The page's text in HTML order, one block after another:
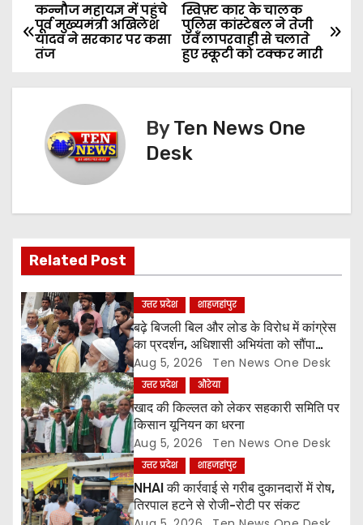
P
o
s
v
g
a
t
i
o
n
स्विफ़्ट कार के चालक
पुलिस कांस्टेबल ने तेजी
एवँ लापरवाही से चलाते
हुए स्कूटी को टक्कर मारी
कन्नौज महायज्ञ में पहुंचे
पूर्व मुख्यमंत्री अखिलेश
यादव ने सरकार पर कसा
तंज
ByTen News One
Desk
Related Post
उत्तर प्रदेश शाहजहांपुर
बढ़े बिजली बिल और लोड के विरोध में कांग्रेस
का प्रदर्शन, अधिशासी अभियंता को सौंपा
ज्ञापन
Aug 5, 2026 Ten News One Desk
उत्तर प्रदेश औरेया
खाद की किल्लत को लेकर सहकारी समिति पर
किसान यूनियन का धरना
Aug 5, 2026 Ten News One Desk
उत्तर प्रदेश शाहजहांपुर
NHAI की कार्रवाई से गरीब दुकानदारों में रोष,
तिरपाल हटने से रोजी-रोटी पर संकट